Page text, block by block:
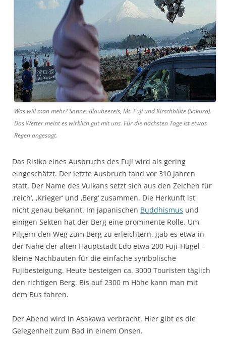
Was will man mehr? Sonne, Blaubeereis, Mt. Fuji und Kirschblüte (Sakura).
Das Wetter meint es wirklich gut mit uns. Für die nächsten Tage ist etwas
Regen angesagt.
Das Risiko eines Ausbruchs des Fuji wird als gering
eingeschätzt. Der letzte Ausbruch fand vor 310 Jahren
statt. Der Name des Vulkans setzt sich aus den Zeichen für
‚reich‘, ‚Krieger‘ und ‚Berg‘ zusammen. Die Herkunft ist
nicht genau bekannt. Im japanischen Buddhismus und
einigen Sekten hat der Berg eine prominente Rolle. Um
Pilgern den Weg zum Berg zu erleichtern, gab es etwa in
der Nähe der alten Hauptstadt Edo etwa 200 Fuji-Hügel –
kleine Nachbauten für die einfache symbolische
Fujibesteigung. Heute besteigen ca. 3000 Touristen täglich
den richtigen Berg. Bis auf 2300 m Höhe kann man mit
dem Bus fahren.
Der Abend wird in Asakawa verbracht. Hier gibt es die
Gelegenheit zum Bad in einem Onsen.